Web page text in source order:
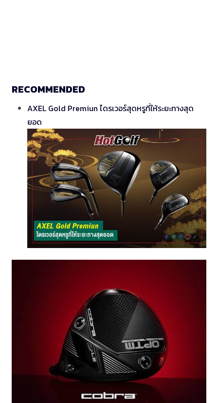
RECOMMENDED
AXEL Gold Premiun ไดรเวอร์สุดหรูที่ให้ระยะทางสุด
ยอด